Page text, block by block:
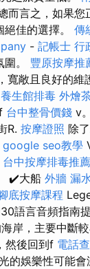
言之，如果
佳的選擇。 傳
- 記帳士 行
。 豐原按摩推
寬敞且良好的維
生館排毒 外燴
台中整骨價錢 v。
R. 按摩證照 除
google seo教學
台中按摩排毒推薦
✔️大船 外牆 漏
底按摩課程
語言音頻指南
岸，主要中斷
然後回到f 電話
娛樂性可能